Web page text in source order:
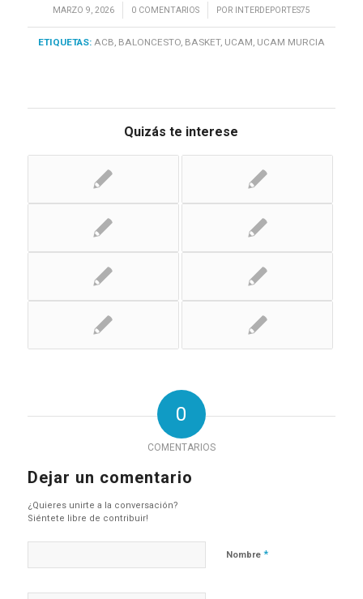
MARZO 9, 2026
/ 0 COMENTARIOS
/ POR INTERDEPORTES75
ETIQUETAS: ACB, BALONCESTO, BASKET, UCAM, UCAM MURCIA
Quizás te interese
0
COMENTARIOS
Dejar un comentario
¿Quieres unirte a la conversación?
Siéntete libre de contribuir!
Nombre *